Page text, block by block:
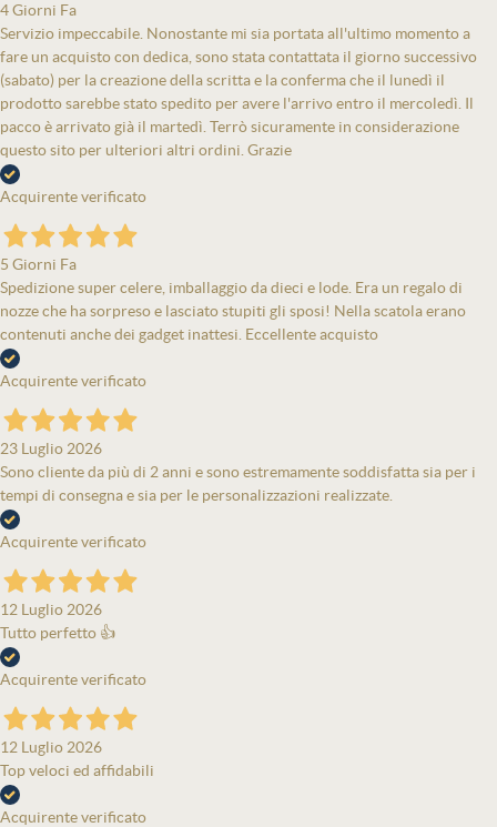
4 Giorni Fa
Servizio impeccabile. Nonostante mi sia portata all'ultimo momento a
fare un acquisto con dedica, sono stata contattata il giorno successivo
(sabato) per la creazione della scritta e la conferma che il lunedì il
prodotto sarebbe stato spedito per avere l'arrivo entro il mercoledì. Il
pacco è arrivato già il martedì. Terrò sicuramente in considerazione
questo sito per ulteriori altri ordini. Grazie
Acquirente verificato
5 Giorni Fa
Spedizione super celere, imballaggio da dieci e lode. Era un regalo di
nozze che ha sorpreso e lasciato stupiti gli sposi! Nella scatola erano
contenuti anche dei gadget inattesi. Eccellente acquisto
Acquirente verificato
23 Luglio 2026
Sono cliente da più di 2 anni e sono estremamente soddisfatta sia per i
tempi di consegna e sia per le personalizzazioni realizzate.
Acquirente verificato
12 Luglio 2026
Tutto perfetto 👍
Acquirente verificato
12 Luglio 2026
Top veloci ed affidabili
Acquirente verificato